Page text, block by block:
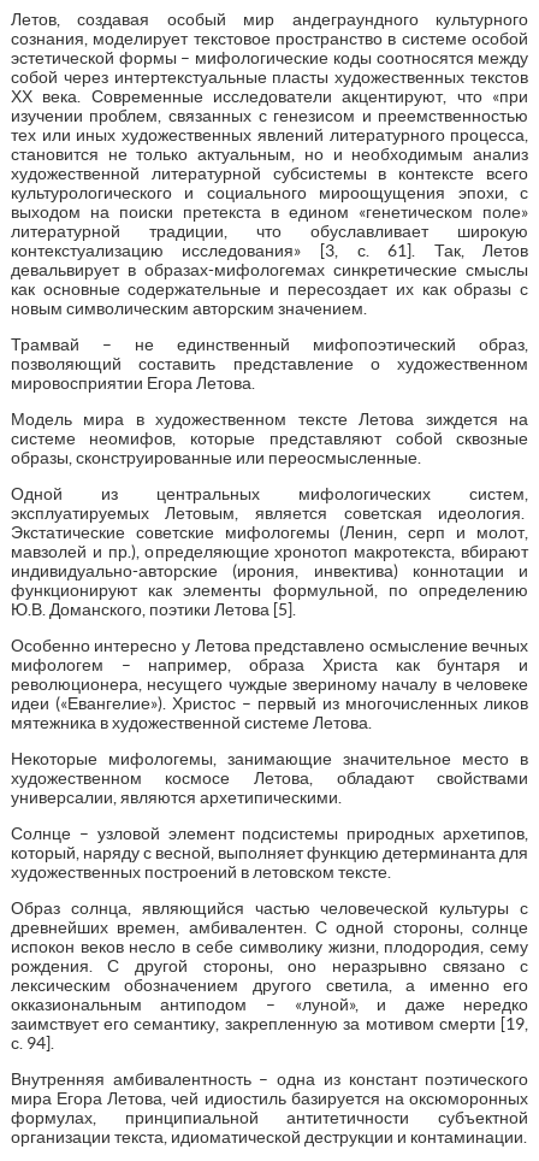
Летов, создавая особый мир андеграундного культурного
сознания, моделирует текстовое пространство в системе особой
эстетической формы – мифологические коды соотносятся между
собой через интертекстуальные пласты художественных текстов
ХХ века. Современные исследователи акцентируют, что «при
изучении проблем, связанных с генезисом и преемственностью
тех или иных художественных явлений литературного процесса,
становится не только актуальным, но и необходимым анализ
художественной литературной субсистемы в контексте всего
культурологического и социального мироощущения эпохи, с
выходом на поиски претекста в едином «генетическом поле»
литературной традиции, что обуславливает широкую
контекстуализацию исследования» [3, с. 61]. Так, Летов
девальвирует в образах-мифологемах синкретические смыслы
как основные содержательные и пересоздает их как образы с
новым символическим авторским значением.
Трамвай – не единственный мифопоэтический образ,
позволяющий составить представление о художественном
мировосприятии Егора Летова.
Модель мира в художественном тексте Летова зиждется на
системе неомифов, которые представляют собой сквозные
образы, сконструированные или переосмысленные.
Одной из центральных мифологических систем,
эксплуатируемых Летовым, является советская идеология.
Экстатические советские мифологемы (Ленин, серп и молот,
мавзолей и пр.), определяющие хронотоп макротекста, вбирают
индивидуально-авторские (ирония, инвектива) коннотации и
функционируют как элементы формульной, по определению
Ю.В. Доманского, поэтики Летова [5].
Особенно интересно у Летова представлено осмысление вечных
мифологем – например, образа Христа как бунтаря и
революционера, несущего чуждые звериному началу в человеке
идеи («Евангелие»). Христос – первый из многочисленных ликов
мятежника в художественной системе Летова.
Некоторые мифологемы, занимающие значительное место в
художественном космосе Летова, обладают свойствами
универсалии, являются архетипическими.
Солнце – узловой элемент подсистемы природных архетипов,
который, наряду с весной, выполняет функцию детерминанта для
художественных построений в летовском тексте.
Образ солнца, являющийся частью человеческой культуры с
древнейших времен, амбивалентен. С одной стороны, солнце
испокон веков несло в себе символику жизни, плодородия, сему
рождения. С другой стороны, оно неразрывно связано с
лексическим обозначением другого светила, а именно его
окказиональным антиподом – «луной», и даже нередко
заимствует его семантику, закрепленную за мотивом смерти [19,
с. 94].
Внутренняя амбивалентность – одна из констант поэтического
мира Егора Летова, чей идиостиль базируется на оксюморонных
формулах, принципиальной антитетичности субъектной
организации текста, идиоматической деструкции и контаминации.